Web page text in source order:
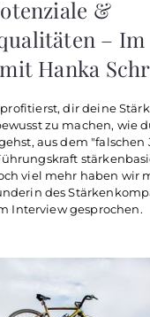
&
– Im
Hanka
dir deine
zu machen, wie
aus dem "falschen
viel mehr haben wir
des
Interview gesprochen.